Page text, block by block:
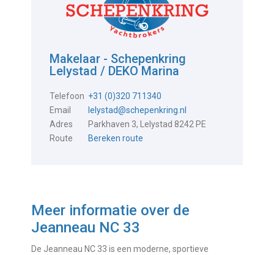
Makelaar - Schepenkring
Lelystad / DEKO Marina
Telefoon +31 (0)320 711340
Email
lelystad@schepenkring.nl
Adres
Parkhaven 3, Lelystad 8242 PE
Route
Bereken route
Meer informatie over de
Jeanneau NC 33
De Jeanneau NC 33 is een moderne, sportieve